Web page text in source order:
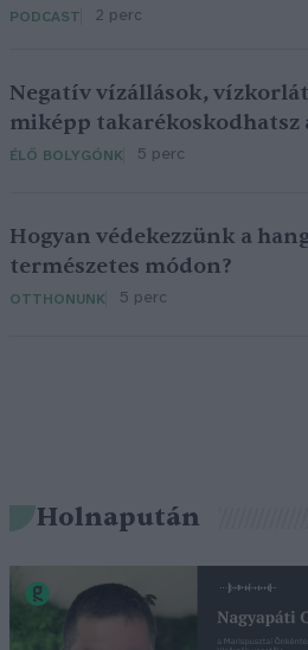
PODCAST 2 perc
Negatív vízállások,
miképp takarékoskodhatsz
ÉLŐ BOLYGÓNK 5 perc
Hogyan védekezzünk a
természetes módon?
OTTHONUNK 5 perc
Holnapután